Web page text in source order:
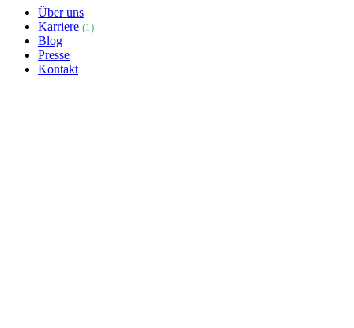
Über uns
Karriere (1)
Blog
Presse
Kontakt